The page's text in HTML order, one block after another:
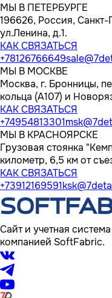
МЫ В ПЕТЕРБУРГЕ
196626, Россия,
ул.Ленина, д.1.
КАК СВЯЗАТЬСЯ
+78126766649
МЫ В МОСКВЕ
Москва, г. Бронницы,
кольца (А107) и
КАК СВЯЗАТЬСЯ
+74954813301
МЫ В КРАСНОЯРСКЕ
Грузовая стоянка
километр, 6,5 км от
КАК СВЯЗАТЬСЯ
+73912169591
Сайт и учетная
компанией SoftFabric.